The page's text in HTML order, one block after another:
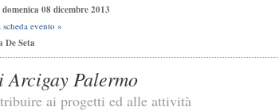
domenica 08 dicembre 2013
evento »
De Seta
Arcigay Palermo
ai progetti ed alle attività